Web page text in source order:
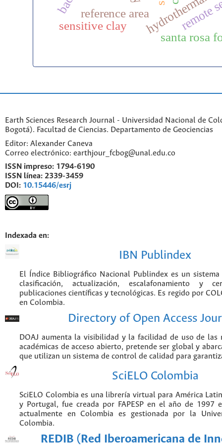
santa rosa
reference area
sensitive clay
Earth Sciences Research Journal - Universidad Nacional de
Bogotá). Facultad de Ciencias. Departamento de Geociencias
Editor: Alexander Caneva
Correo electrónico: earthjour_fcbog@unal.edu.co
ISSN impreso: 1794-6190
ISSN línea: 2339-3459
DOI: 10.15446/esrj
Indexada en:
IBN Publindex
El Índice Bibliográfico Nacional Publindex es un
clasificación, actualización, escalafonamiento y
publicaciones científicas y tecnológicas. Es regido por
en Colombia.
Directory of Open Access
DOAJ aumenta la visibilidad y la facilidad de uso de las
académicas de acceso abierto, pretende ser global y
que utilizan un sistema de control de calidad para
SciELO Colombia
SciELO Colombia es una librería virtual para América
y Portugal, fue creada por FAPESP en el año de 1997
actualmente en Colombia es gestionada por la
Colombia.
REDIB (Red Iberoamericana de